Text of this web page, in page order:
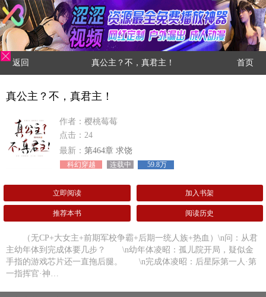
返回 真公主？不，真君主！ 首页
真公主？不，真君主！
作者：樱桃莓莓
点击：24
最新： 第464章 求饶
科幻穿越 连载中 59.8万
立即阅读 加入书架
推荐本书 阅读历史
（无CP+大女主+前期军校争霸+后期一统人族+热血）\n问：从君
主幼年体到完成体要几步？ \n幼年体凌昭：孤儿院开局，疑似金
手指的游戏芯片还一直拖后腿。 \n完成体凌昭：后星际第一人·第
一指挥官·神…